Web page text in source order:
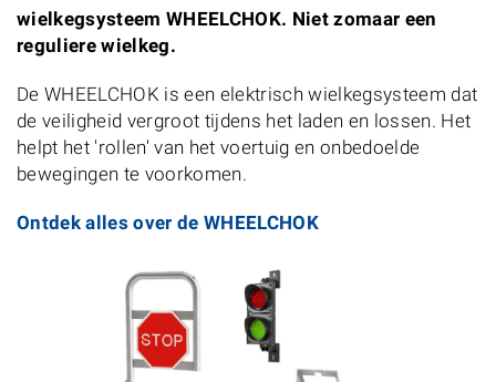
wielkegsysteem WHEELCHOK. Niet zomaar een
reguliere wielkeg.
De WHEELCHOK is een elektrisch wielkegsysteem dat
de veiligheid vergroot tijdens het laden en lossen. Het
helpt het 'rollen' van het voertuig en onbedoelde
bewegingen te voorkomen.
Ontdek alles over de WHEELCHOK